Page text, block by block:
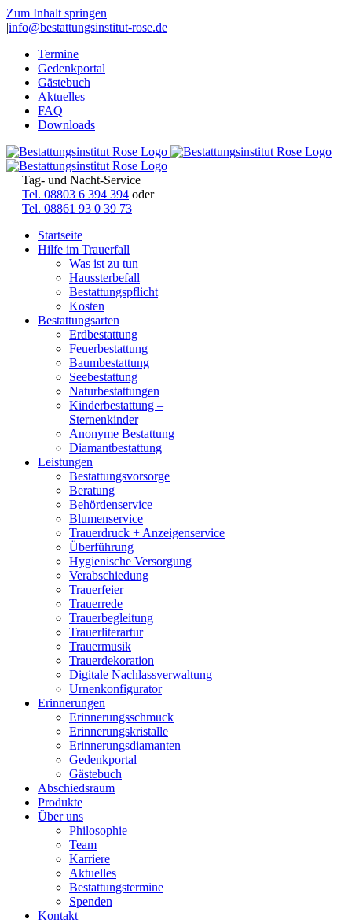
Zum Inhalt springen
|info@bestattungsinstitut-rose.de
Termine
Gedenkportal
Gästebuch
Aktuelles
FAQ
Downloads
Tag- und Nacht-Service
Tel. 08803 6 394 394 oder
Tel. 08861 93 0 39 73
Startseite
Hilfe im Trauerfall
Was ist zu tun
Haussterbefall
Bestattungspflicht
Kosten
Bestattungsarten
Erdbestattung
Feuerbestattung
Baumbestattung
Seebestattung
Naturbestattungen
Kinderbestattung –
Sternenkinder
Anonyme Bestattung
Diamantbestattung
Leistungen
Bestattungsvorsorge
Beratung
Behördenservice
Blumenservice
Trauerdruck + Anzeigenservice
Überführung
Hygienische Versorgung
Verabschiedung
Trauerfeier
Trauerrede
Trauerbegleitung
Trauerliterartur
Trauermusik
Trauerdekoration
Digitale Nachlassverwaltung
Urnenkonfigurator
Erinnerungen
Erinnerungsschmuck
Erinnerungskristalle
Erinnerungsdiamanten
Gedenkportal
Gästebuch
Abschiedsraum
Produkte
Über uns
Philosophie
Team
Karriere
Aktuelles
Bestattungstermine
Spenden
Kontakt